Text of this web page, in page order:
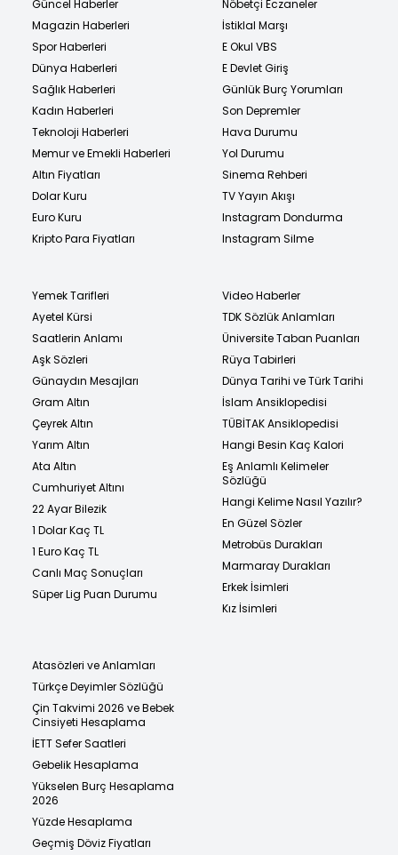
Güncel Haberler
Magazin Haberleri
Spor Haberleri
Dünya Haberleri
Sağlık Haberleri
Kadın Haberleri
Teknoloji Haberleri
Memur ve Emekli Haberleri
Altın Fiyatları
Dolar Kuru
Euro Kuru
Kripto Para Fiyatları
Nöbetçi Eczaneler
İstiklal Marşı
E Okul VBS
E Devlet Giriş
Günlük Burç Yorumları
Son Depremler
Hava Durumu
Yol Durumu
Sinema Rehberi
TV Yayın Akışı
Instagram Dondurma
Instagram Silme
Yemek Tarifleri
Ayetel Kürsi
Saatlerin Anlamı
Aşk Sözleri
Günaydın Mesajları
Gram Altın
Çeyrek Altın
Yarım Altın
Ata Altın
Cumhuriyet Altını
22 Ayar Bilezik
1 Dolar Kaç TL
1 Euro Kaç TL
Canlı Maç Sonuçları
Süper Lig Puan Durumu
Video Haberler
TDK Sözlük Anlamları
Üniversite Taban Puanları
Rüya Tabirleri
Dünya Tarihi ve Türk Tarihi
İslam Ansiklopedisi
TÜBİTAK Ansiklopedisi
Hangi Besin Kaç Kalori
Eş Anlamlı Kelimeler
Sözlüğü
Hangi Kelime Nasıl Yazılır?
En Güzel Sözler
Metrobüs Durakları
Marmaray Durakları
Erkek İsimleri
Kız İsimleri
Atasözleri ve Anlamları
Türkçe Deyimler Sözlüğü
Çin Takvimi 2026 ve Bebek
Cinsiyeti Hesaplama
İETT Sefer Saatleri
Gebelik Hesaplama
Yükselen Burç Hesaplama
2026
Yüzde Hesaplama
Geçmiş Döviz Fiyatları